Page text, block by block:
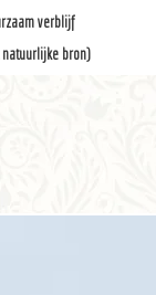
verblijf
natuurlijke bron)